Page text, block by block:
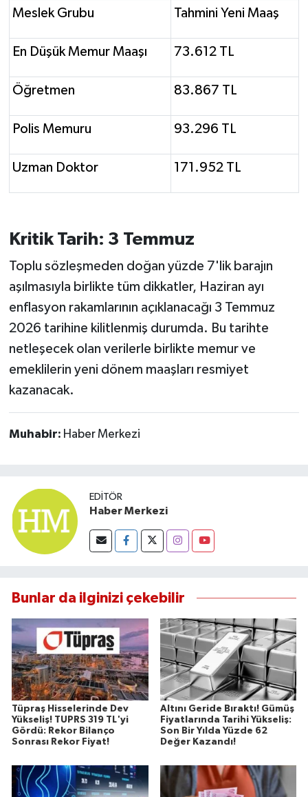
Meslek Grubu Tahmini Yeni Maaş
En Düşük Memur Maaşı 73.612 TL
Öğretmen 83.867 TL
Polis Memuru 93.296 TL
Uzman Doktor 171.952 TL
Kritik Tarih: 3 Temmuz
Toplu sözleşmeden doğan yüzde 7'lik barajın
aşılmasıyla birlikte tüm dikkatler, Haziran ayı
enflasyon rakamlarının açıklanacağı 3 Temmuz
2026 tarihine kilitlenmiş durumda. Bu tarihte
netleşecek olan verilerle birlikte memur ve
emeklilerin yeni dönem maaşları resmiyet
kazanacak.
Muhabir: Haber Merkezi
EDITÖR
Haber Merkezi
Bunlar da ilginizi çekebilir
Tüpraş Hisselerinde Dev
Yükseliş! TUPRS 319 TL'yi
Gördü: Rekor Bilanço
Sonrası Rekor Fiyat!
Altını Geride Bıraktı! Gümüş
Fiyatlarında Tarihi Yükseliş:
Son Bir Yılda Yüzde 62
Değer Kazandı!
VİZYONDAKİLER
YAŞAM